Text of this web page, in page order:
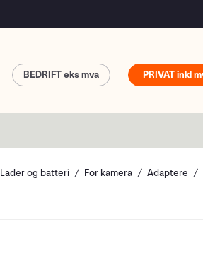
PRIVAT
BEDRIFT
Lader og batteri For kamera Adaptere